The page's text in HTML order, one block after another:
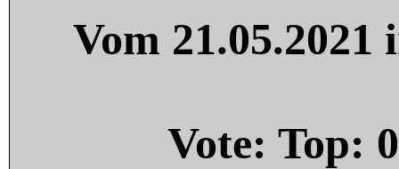
Vom
Vote: Top: 0